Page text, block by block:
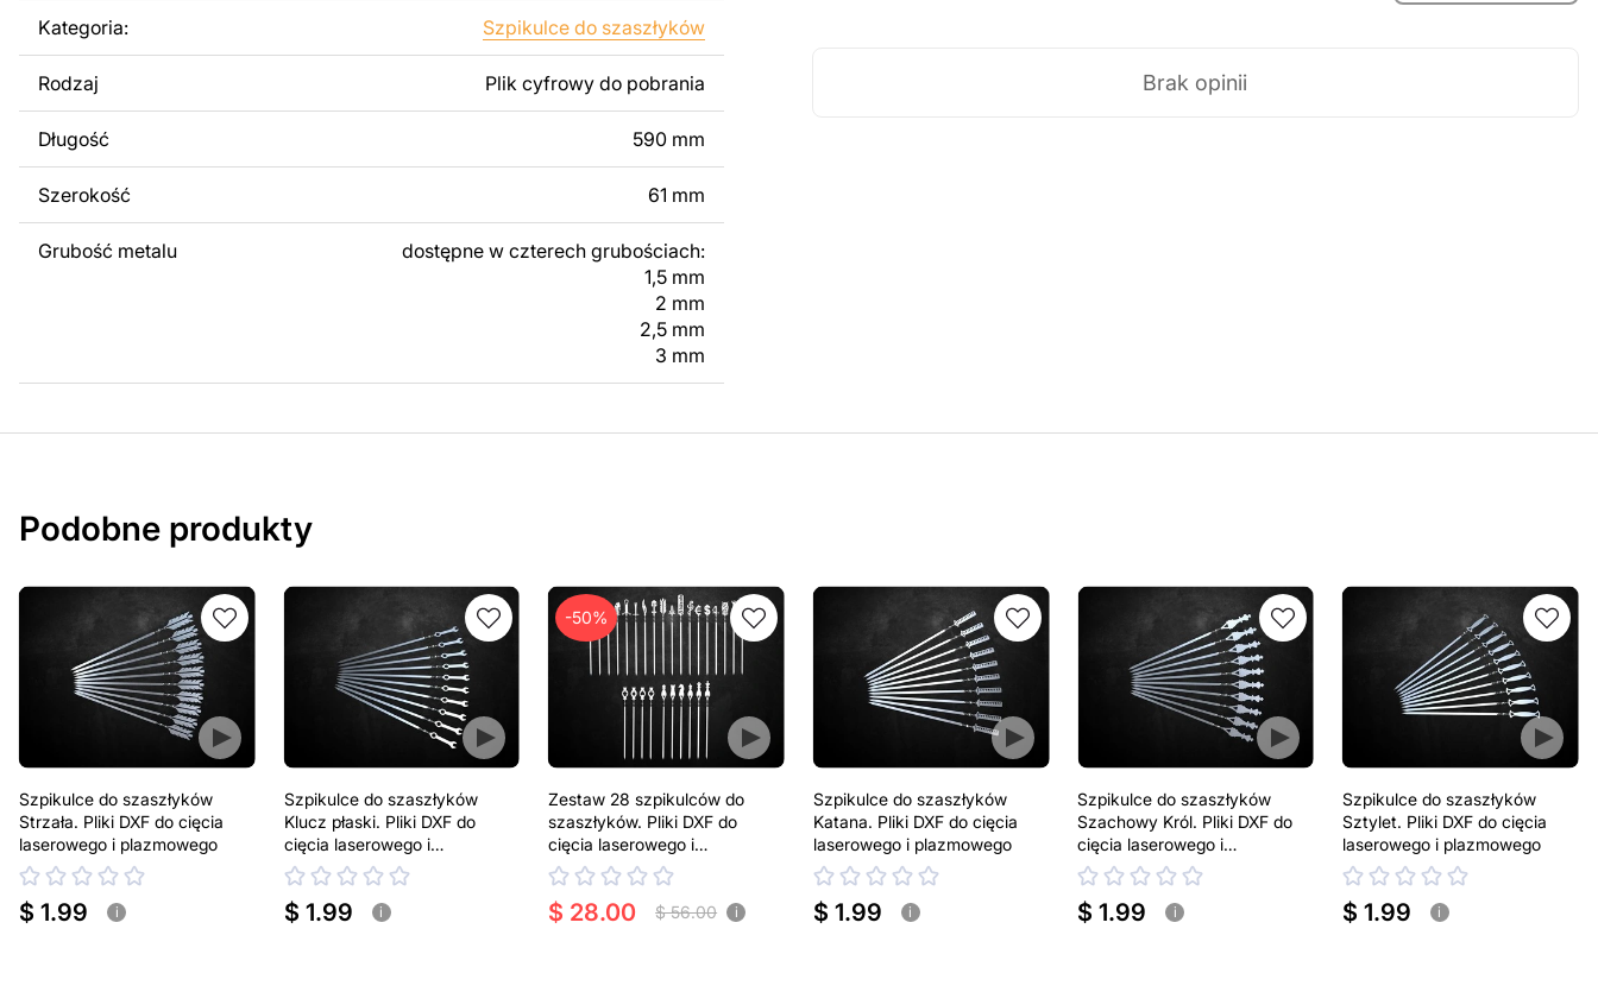
odsprzedaż lub udostępnianie oryginalnych bądź zmodyfikowanych plików jest
surowo zabronione.
Za dodatkową opłatą możemy dostosować projekt poprzez dodanie tekstu,
obrazów lub logo Twojej firmy albo wprowadzenie innych modyfikacji według
Twoich potrzeb. Jeśli potrzebujesz indywidualnego projektu metalowego
produktu, skontaktuj się z nami.
Jeśli masz jakiekolwiek pytania lub potrzebujesz pomocy, skontaktuj się z nami
Kategoria: Szpikulce do szaszłyków
Rodzaj Plik cyfrowy do pobrania
Długość 590 mm
Szerokość 61 mm
Grubość metalu
dostępne w czterech grubościach:
1,5 mm
2 mm
2,5 mm
3 mm
Brak opinii
Podobne produkty
Szpikulce do szaszłyków
Strzała. Pliki DXF do cięcia
laserowego i plazmowego
$ 1.99 i
Szpikulce do szaszłyków
Klucz płaski. Pliki DXF do
cięcia laserowego i
plazmowego
$ 1.99 i
-50%
Zestaw 28 szpikulców do
szaszłyków. Pliki DXF do
cięcia laserowego i
plazmowego
$ 28.00 $ 56.00 i
Szpikulce do szaszłyków
Katana. Pliki DXF do cięcia
laserowego i plazmowego
$ 1.99 i
Szpikulce do szaszłyków
Szachowy Król. Pliki DXF do
cięcia laserowego i
plazmowego
$ 1.99 i
Szpikulce do szaszłyków
Sztylet. Pliki DXF do cięcia
laserowego i plazmowego
$ 1.99 i